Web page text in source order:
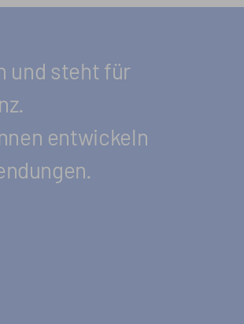
und steht für
entwickeln